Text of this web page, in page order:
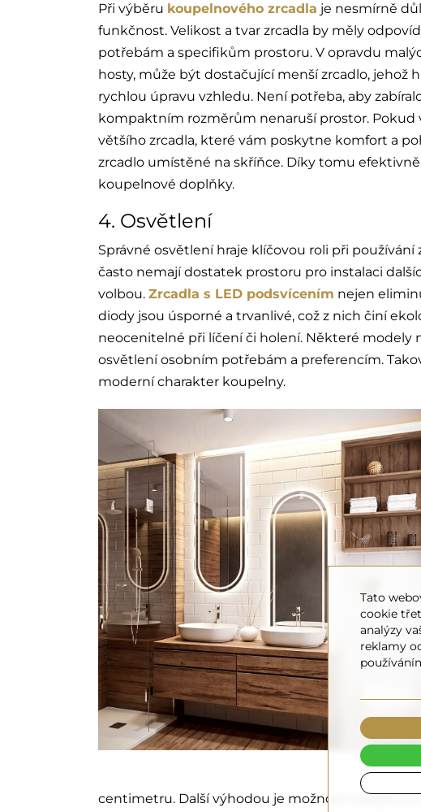
Při výběru koupelnového zrcadla je nesmírně
funkčnost. Velikost a tvar zrcadla by měly
potřebám a specifikům prostoru. V opravdu
hosty, může být dostačující menší zrcadlo, jehož
rychlou úpravu vzhledu. Není potřeba, aby
kompaktním rozměrům nenaruší prostor. Pokud
většího zrcadla, které vám poskytne komfort a
zrcadlo umístěné na skříňce. Díky tomu
koupelnové doplňky.
4. Osvětlení
Správné osvětlení hraje klíčovou roli při
často nemají dostatek prostoru pro instalaci
volbou.Zrcadla s LED podsvícením nejen
diody jsou úsporné a trvanlivé, což z nich činí
neocenitelné při líčení či holení. Některé modely
osvětlení osobním potřebám a preferencím.
moderní charakter koupelny.
centimetru. Další výhodou je možnost nalepení
Tato
cookie
analýzy
reklamy